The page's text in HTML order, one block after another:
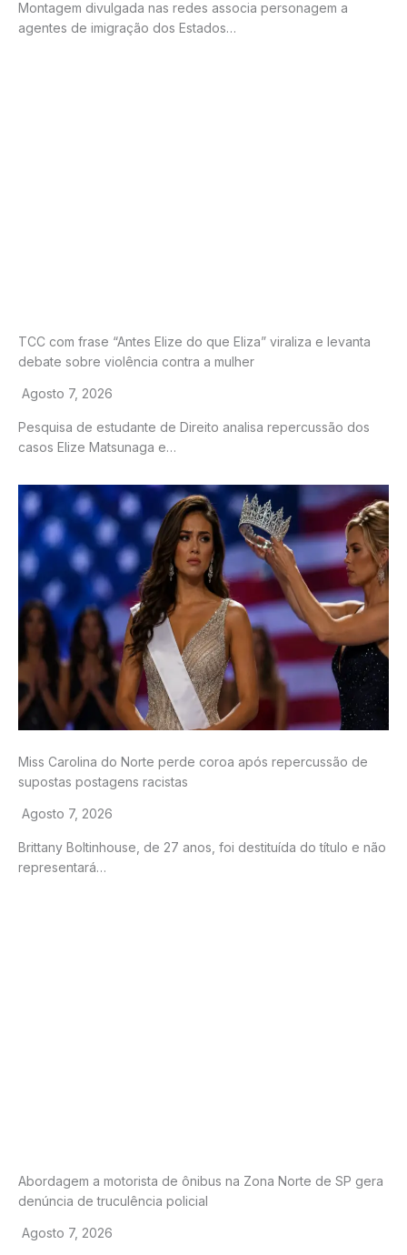
Montagem divulgada nas redes associa personagem a
agentes de imigração dos Estados…
TCC com frase “Antes Elize do que Eliza” viraliza e levanta
debate sobre violência contra a mulher
Agosto 7, 2026
Pesquisa de estudante de Direito analisa repercussão dos
casos Elize Matsunaga e…
Miss Carolina do Norte perde coroa após repercussão de
supostas postagens racistas
Agosto 7, 2026
Brittany Boltinhouse, de 27 anos, foi destituída do título e não
representará…
Abordagem a motorista de ônibus na Zona Norte de SP gera
denúncia de truculência policial
Agosto 7, 2026